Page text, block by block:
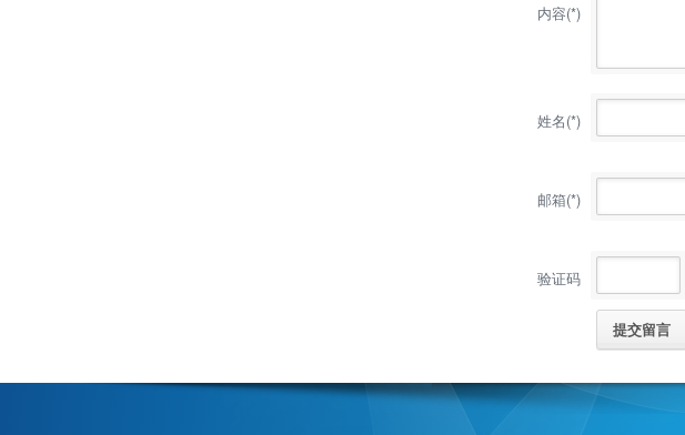
内容(*)
姓名(*)
邮箱(*)
验证码